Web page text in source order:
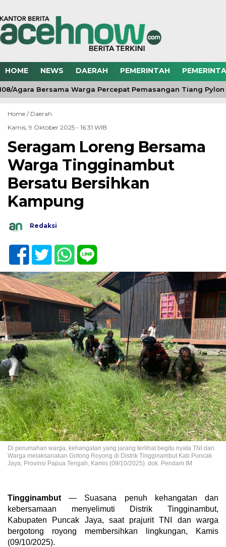
HOME NEWS DAERAH PEMERINTAH
Agara Bersama Warga Percepat Pemasangan Tiang
Home / Daerah
Kamis, 9 Oktober 2025 - 16:31 WIB
Seragam Loreng Bersama
Warga Tingginambut
Bersatu Bersihkan
Kampung
Redaksi
Di perumahan warga, kehangatan yang jarang terlihat begitu nyata TNI dan
Warga melaksanakan Gotong Royong di Distrik Tingginambut Kab Puncak
Jaya, Provinsi Papua Tengah, Kamis (09/10/2025). dok. Pendam IM
Tingginambut — Suasana penuh kehangatan dan
kebersamaan menyelimuti Distrik Tingginambut,
Kabupaten Puncak Jaya, saat prajurit TNI dan warga
bergotong royong membersihkan lingkungan, Kamis
(09/10/2025).